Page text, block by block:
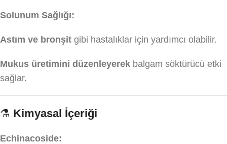
Solunum Sağlığı:
Astım ve bronşit gibi hastalıklar için yardımcı olabilir.
Mukus üretimini düzenleyerek balgam söktürücü etki
sağlar.
⚗️ Kimyasal İçeriği
Echinacoside: